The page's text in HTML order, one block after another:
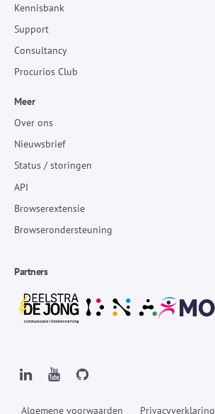
Kennisbank
Support
Consultancy
Procurios Club
Meer
Over ons
Nieuwsbrief
Status / storingen
API
Browserextensie
Browserondersteuning
Partners
Algemene voorwaarden Privacyverklaring